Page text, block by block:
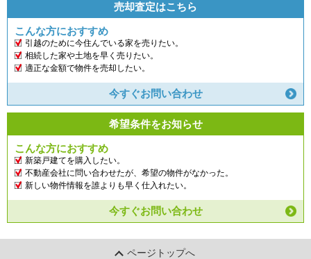
売却査定はこちら
こんな方におすすめ
引越のために今住んでいる家を売りたい。
相続した家や土地を早く売りたい。
適正な金額で物件を売却したい。
今すぐお問い合わせ
希望条件をお知らせ
こんな方におすすめ
新築戸建てを購入したい。
不動産会社に問い合わせたが、希望の物件がなかった。
新しい物件情報を誰よりも早く仕入れたい。
今すぐお問い合わせ
ページトップへ